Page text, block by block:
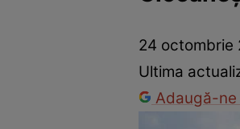
Dragoste și Sex
24 octombrie
Ultima
Adaugă-ne